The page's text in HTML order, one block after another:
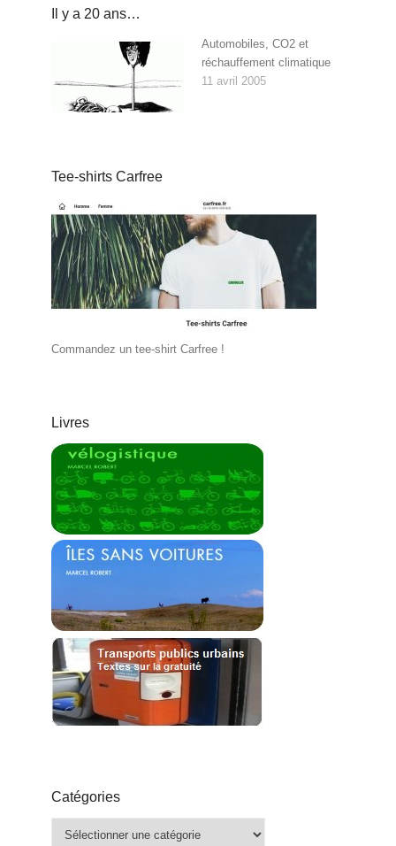
Il y a 20 ans…
Automobiles, CO2 et
réchauffement climatique
11 avril 2005
Tee-shirts Carfree
Commandez un tee-shirt Carfree !
Livres
Catégories